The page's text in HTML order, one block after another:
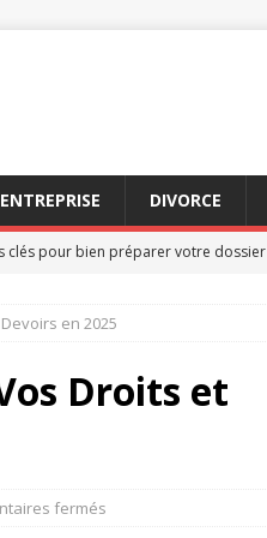
ENTREPRISE DIVORCE
clés pour bien préparer votre dossier
succession Paris pour 2026
les dommages et intérêts dus
processus et ses enjeux
en 2025
Droits et
fermés